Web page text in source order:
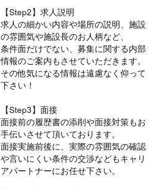
【Step2】求人説明
求人の細かい内容や場所の説明、施設
の雰囲気や施設長のお人柄など、
条件面だけでない、募集に関する内部
情報のご案内もさせていただきます。
その他気になる情報は遠慮なく仰って
下さい！
【Step3】面接
面接前の履歴書の添削や面接対策もお
手伝いさせて頂いております。
面接実施前後に、実際の雰囲気の確認
や言いにくい条件の交渉などもキャリ
アパートナーにお任せ下さい。